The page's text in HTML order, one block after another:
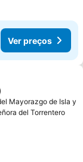
Ver preços
favoritos
Mayorazgo de Isla y
del Torrentero